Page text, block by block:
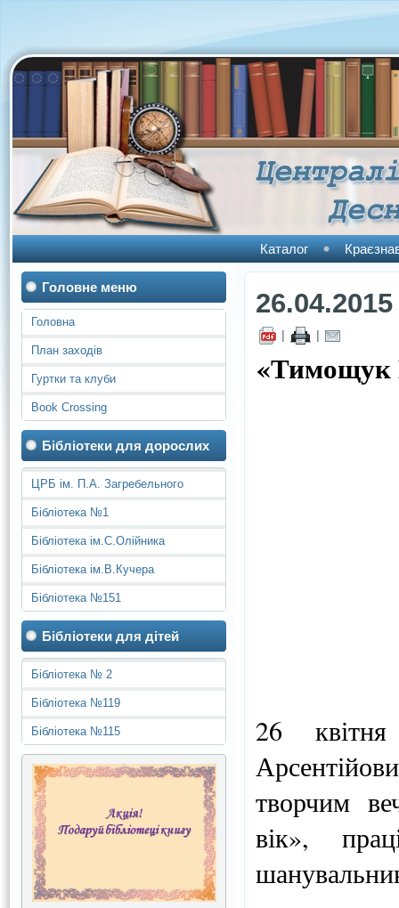
Каталог
Головне меню
Головна
План заходів
Гуртки та клуби
Book Crossing
Бібліотеки для дорослих
ЦРБ ім. П.А. Загребельного
Бібліотека №1
Бібліотека ім.С.Олійника
Бібліотека ім.В.Кучера
Бібліотека №151
Бібліотеки для дітей
Бібліотека № 2
Бібліотека №119
Бібліотека №115
26.04.2015
| |
«Тимощук
26
творчим
вік»,